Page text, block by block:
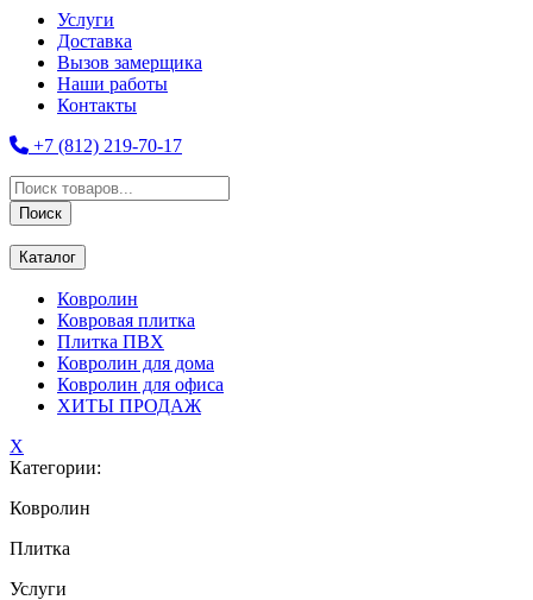
Услуги
Доставка
Вызов замерщика
Наши работы
Контакты
+7 (812) 219-70-17
Поиск
товаров
Поиск
Каталог
Ковролин
Ковровая плитка
Плитка ПВХ
Ковролин для дома
Ковролин для офиса
ХИТЫ ПРОДАЖ
X
Категории:
Ковролин
Плитка
Услуги